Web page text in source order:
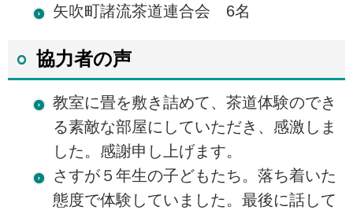
矢吹町諸流茶道連合会 6名
協力者の声
教室に畳を敷き詰めて、茶道体験のでき
る素敵な部屋にしていただき、感激しま
した。感謝申し上げます。
さすが５年生の子どもたち。落ち着いた
態度で体験していました。最後に話して